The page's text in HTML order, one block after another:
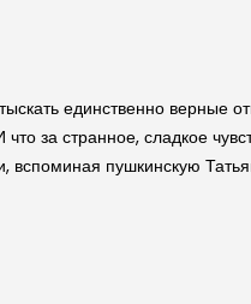
единственно верные
за странное, сладкое
вспоминая пушкинскую